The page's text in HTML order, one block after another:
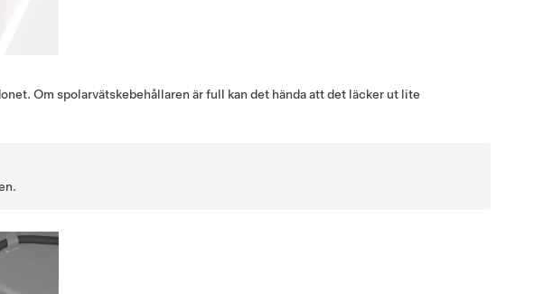
Om spolarvätskebehållaren är full kan det hända att det läcker ut lite